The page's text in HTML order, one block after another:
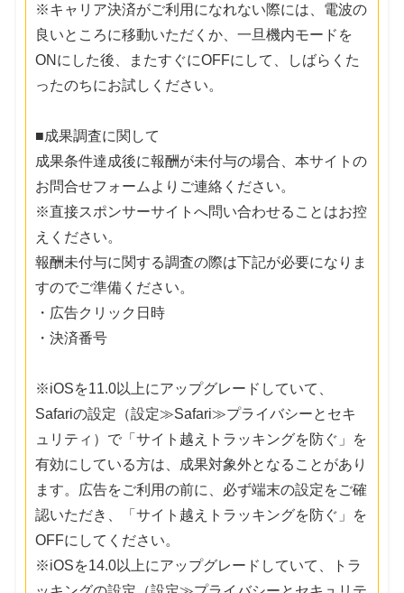
※キャリア決済がご利用になれない際には、電波の
良いところに移動いただくか、一旦機内モードを
ONにした後、またすぐにOFFにして、しばらくた
ったのちにお試しください。
■成果調査に関して
成果条件達成後に報酬が未付与の場合、本サイトの
お問合せフォームよりご連絡ください。
※直接スポンサーサイトへ問い合わせることはお控
えください。
報酬未付与に関する調査の際は下記が必要になりま
すのでご準備ください。
・広告クリック日時
・決済番号
※iOSを11.0以上にアップグレードしていて、
Safariの設定（設定≫Safari≫プライバシーとセキ
ュリティ）で「サイト越えトラッキングを防ぐ」を
有効にしている方は、成果対象外となることがあり
ます。広告をご利用の前に、必ず端末の設定をご確
認いただき、「サイト越えトラッキングを防ぐ」を
OFFにしてください。
※iOSを14.0以上にアップグレードしていて、トラ